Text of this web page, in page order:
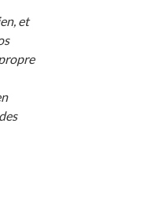
et